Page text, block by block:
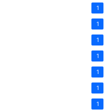
1
1
1
1
1
1
1